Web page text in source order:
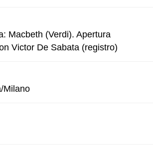
Macbeth (Verdi). Apertura
Victor De Sabata (registro)
Milano